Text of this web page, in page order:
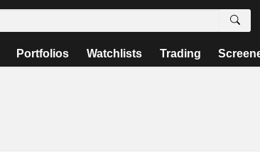
Portfolios Watchlists Trading